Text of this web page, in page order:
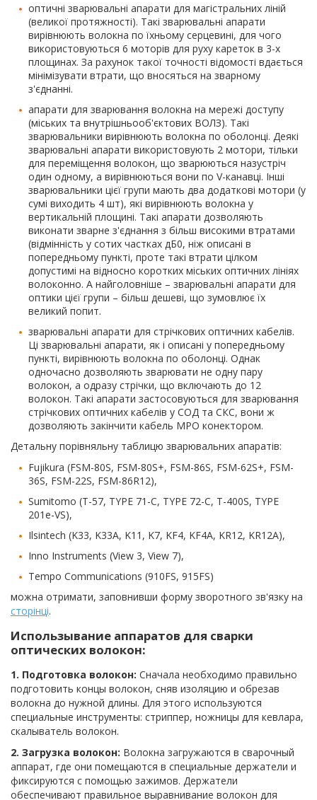
оптичні зварювальні апарати для магістральних ліній
(великої протяжності). Такі зварювальні апарати
вирівнюють волокна по їхньому серцевині, для чого
використовуються 6 моторів для руху кареток в 3-х
площинах. За рахунок такої точності відомості вдається
мінімізувати втрати, що вносяться на зварному
з'єднанні.
апарати для зварювання волокна на мережі доступу
(міських та внутрішньооб'єктових ВОЛЗ). Такі
зварювальники вирівнюють волокна по оболонці. Деякі
зварювальні апарати використовують 2 мотори, тільки
для переміщення волокон, що зварюються назустріч
один одному, а вирівнюються вони по V-канавці. Інші
зварювальники цієї групи мають два додаткові мотори (у
сумі виходить 4 шт), які вирівнюють волокна у
вертикальній площині. Такі апарати дозволяють
виконати зварне з'єднання з більш високими втратами
(відмінність у сотих частках дБ0, ніж описані в
попередньому пункті, проте такі втрати цілком
допустимі на відносно коротких міських оптичних лініях
волоконно. А найголовніше – зварювальні апарати для
оптики цієї групи – більш дешеві, що зумовлює їх
великий попит.
зварювальні апарати для стрічкових оптичних кабелів.
Ці зварювальні апарати, як і описані у попередньому
пункті, вирівнюють волокна по оболонці. Однак
одночасно дозволяють зварювати не одну пару
волокон, а одразу стрічки, що включають до 12
волокон. Такі апарати застосовуються для зварювання
стрічкових оптичних кабелів у СОД та СКС, вони ж
дозволяють закінчити кабель MPO конектором.
Детальну порівняльну таблицю зварювальних апаратів:
Fujikura (FSM-80S, FSM-80S+, FSM-86S, FSM-62S+, FSM-
36S, FSM-22S, FSM-86R12),
Sumitomo (T-57, TYPE 71-C, TYPE 72-C, T-400S, TYPE
201e-VS),
Ilsintech (K33, K33A, K11, K7, KF4, KF4A, KR12, KR12A),
Inno Instruments (View 3, View 7),
Tempo Communications (910FS, 915FS)
можна отримати, заповнивши форму зворотного зв'язку на
сторінці.
Использывание аппаратов для сварки
оптических волокон:
1. Подготовка волокон: Сначала необходимо правильно
подготовить концы волокон, сняв изоляцию и обрезав
волокна до нужной длины. Для этого используются
специальные инструменты: стриппер, ножницы для кевлара,
скалыватель волокон.
2. Загрузка волокон: Волокна загружаются в сварочный
аппарат, где они помещаются в специальные держатели и
фиксируются с помощью зажимов. Держатели
обеспечивают правильное выравнивание волокон для